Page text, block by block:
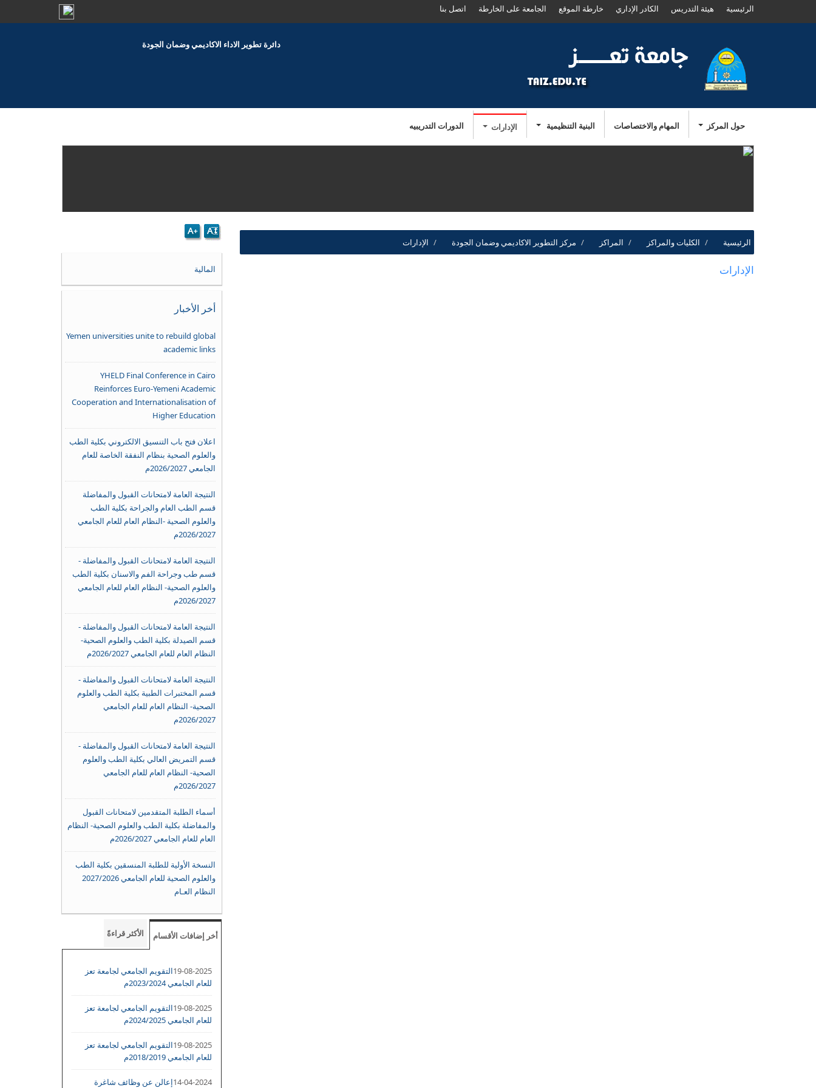
الرئيسية هيئة التدريس الكادر الإداري خارطة الموقع الجامعة على الخارطة اتصل بنا
دائرة تطوير الاداء الاكاديمي وضمان الجودة
حول المركز المهام والاختصاصات البنية التنظيمية الإدارات الدورات التدريبيه
الرئيسية الكليات والمراكز المراكز مركز التطوير الاكاديمي وضمان الجودة الإدارات
الإدارات المالية
أخر الأخبار
Yemen universities unite to rebuild global
academic links
YHELD Final Conference in Cairo
Reinforces Euro-Yemeni Academic
Cooperation and Internationalisation of
Higher Education
اعلان فتح باب التنسيق الالكتروني بكلية الطب
والعلوم الصحية بنظام النفقة الخاصة للعام
الجامعي 2026/2027م
النتيجة العامة لامتحانات القبول والمفاضلة
قسم الطب العام والجراحة بكلية الطب
والعلوم الصحية -النظام العام للعام الجامعي
2026/2027م
النتيجة العامة لامتحانات القبول والمفاضلة -
قسم طب وجراحة الفم والاسنان بكلية الطب
والعلوم الصحية- النظام العام للعام الجامعي
2026/2027م
النتيجة العامة لامتحانات القبول والمفاضلة -
قسم الصيدلة بكلية الطب والعلوم الصحية-
النظام العام للعام الجامعي 2026/2027م
النتيجة العامة لامتحانات القبول والمفاضلة -
قسم المختبرات الطبية بكلية الطب والعلوم
الصحية- النظام العام للعام الجامعي
2026/2027م
النتيجة العامة لامتحانات القبول والمفاضلة -
قسم التمريض العالي بكلية الطب والعلوم
الصحية- النظام العام للعام الجامعي
2026/2027م
أسماء الطلبة المتقدمين لامتحانات القبول
والمفاضلة بكلية الطب والعلوم الصحية- النظام
العام للعام الجامعي 2026/2027م
النسخة الأولية للطلبة المنسقين بكلية الطب
والعلوم الصحية للعام الجامعي 2027/2026
النظام العـام
أخر إضافات الأقسام الأكثر قراءةً
19-08-2025التقويم الجامعي لجامعة تعز
للعام الجامعي 2023/2024م
19-08-2025التقويم الجامعي لجامعة تعز
للعام الجامعي 2024/2025م
19-08-2025التقويم الجامعي لجامعة تعز
للعام الجامعي 2018/2019م
14-04-2024إعالن عن وظائف شاغرة